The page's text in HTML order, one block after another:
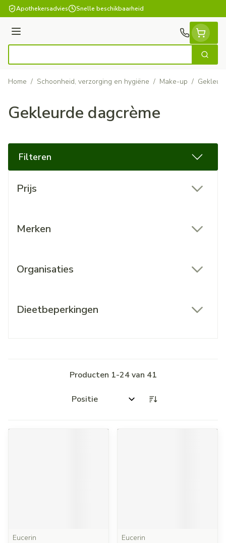
Ga naar de inhoud
Apothekersadvies Snelle beschikbaarheid
Menu
Zoek
Home / Schoonheid, verzorging en hygiëne / Make-up /
Gekleurde dagcrème
Filteren
Prijs
Merken
Organisaties
Dieetbeperkingen
Producten 1-24van 41
Sorteer op:
Eucerin
Eucerin